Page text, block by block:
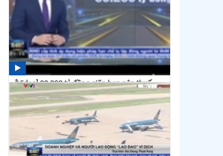
[Video] 80.200 tỷ đồng giãn hạn nộp thuế,
tiền thuê đất cho...
22:38 31/03/2020